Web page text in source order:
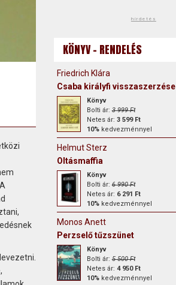
hirdetés
KÖNYV - RENDELÉS
Friedrich Klára
Csaba királyfi visszaszerzése
Könyv
Bolti ár:3 999 Ft
Netes ár: 3 599 Ft
10%kedvezménnyel
Helmut Sterz
Oltásmaffia
Könyv
Bolti ár:6 990 Ft
Netes ár: 6 291 Ft
10%kedvezménnyel
Monos Anett
Perzselő tűzszünet
Könyv
Bolti ár:5 500 Ft
Netes ár: 4 950 Ft
10%kedvezménnyel